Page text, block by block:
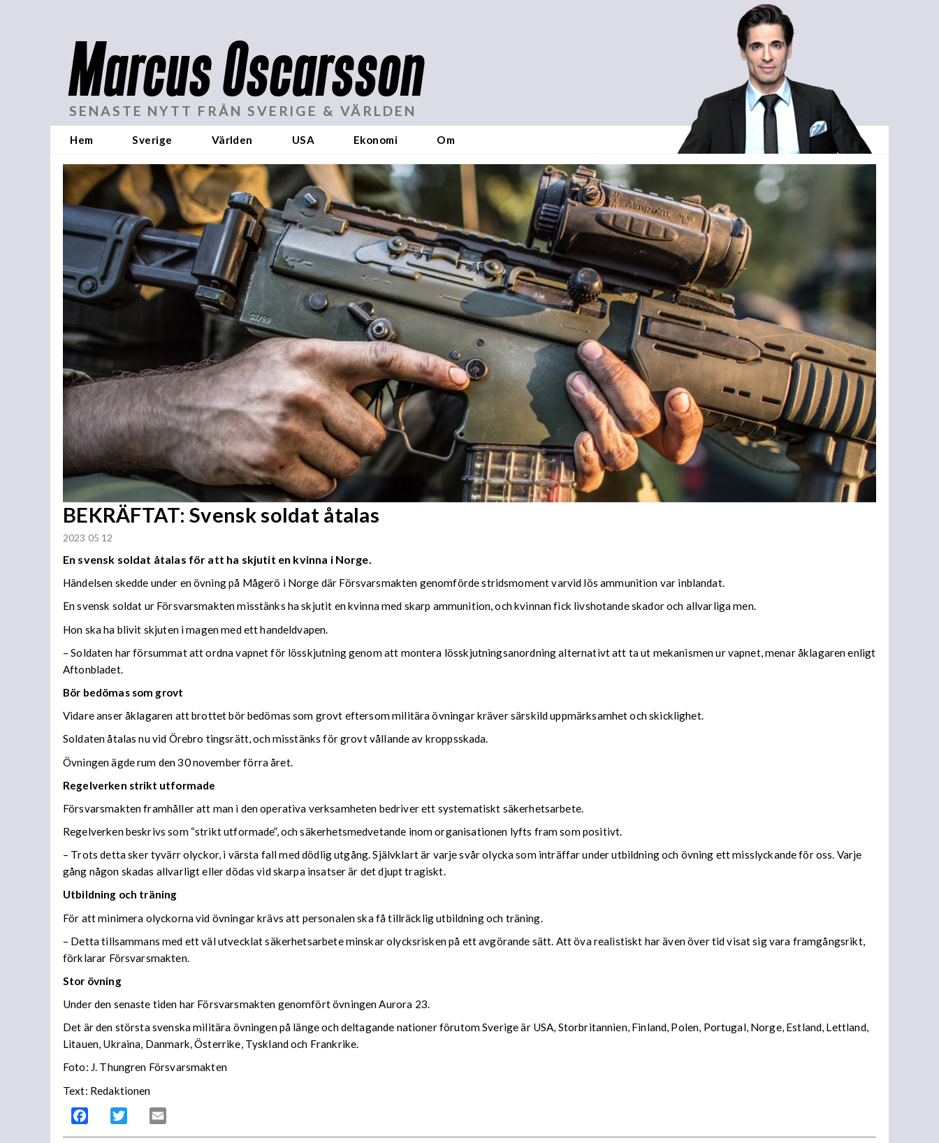
Marcus Oscarsson
SENASTE NYTT FRÅN SVERIGE & VÄRLDEN
Hem Sverige Världen USA Ekonomi Om
BEKRÄFTAT: Svensk soldat åtalas
2023 05 12
En svensk soldat åtalas för att ha skjutit en kvinna i Norge.
Händelsen skedde under en övning på Mågerö i Norge där Försvarsmakten genomförde stridsmoment varvid lös ammunition var inblandat.
En svensk soldat ur Försvarsmakten misstänks ha skjutit en kvinna med skarp ammunition, och kvinnan fick livshotande skador och allvarliga men.
Hon ska ha blivit skjuten i magen med ett handeldvapen.
– Soldaten har försummat att ordna vapnet för lösskjutning genom att montera lösskjutningsanordning alternativt att ta ut mekanismen ur vapnet, menar åklagaren enligt
Aftonbladet.
Bör bedömas som grovt
Vidare anser åklagaren att brottet bör bedömas som grovt eftersom militära övningar kräver särskild uppmärksamhet och skicklighet.
Soldaten åtalas nu vid Örebro tingsrätt, och misstänks för grovt vållande av kroppsskada.
Övningen ägde rum den 30 november förra året.
Regelverken strikt utformade
Försvarsmakten framhåller att man i den operativa verksamheten bedriver ett systematiskt säkerhetsarbete.
Regelverken beskrivs som “strikt utformade”, och säkerhetsmedvetande inom organisationen lyfts fram som positivt.
– Trots detta sker tyvärr olyckor, i värsta fall med dödlig utgång. Självklart är varje svår olycka som inträffar under utbildning och övning ett misslyckande för oss. Varje
gång någon skadas allvarligt eller dödas vid skarpa insatser är det djupt tragiskt.
Utbildning och träning
För att minimera olyckorna vid övningar krävs att personalen ska få tillräcklig utbildning och träning.
– Detta tillsammans med ett väl utvecklat säkerhetsarbete minskar olycksrisken på ett avgörande sätt. Att öva realistiskt har även över tid visat sig vara framgångsrikt,
förklarar Försvarsmakten.
Stor övning
Under den senaste tiden har Försvarsmakten genomfört övningen Aurora 23.
Det är den största svenska militära övningen på länge och deltagande nationer förutom Sverige är USA, Storbritannien, Finland, Polen, Portugal, Norge, Estland, Lettland,
Litauen, Ukraina, Danmark, Österrike, Tyskland och Frankrike.
Foto: J. Thungren Försvarsmakten
Text: Redaktionen
Facebook Twitter